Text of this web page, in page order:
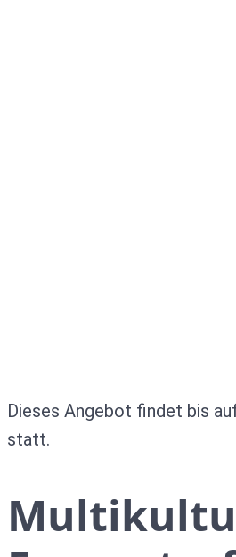
Dieses Angebot findet bis
statt.